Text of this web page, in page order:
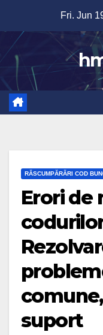
content
Fri. Jun
RĂSCUMPĂRĂRI COD
Erori de
suport